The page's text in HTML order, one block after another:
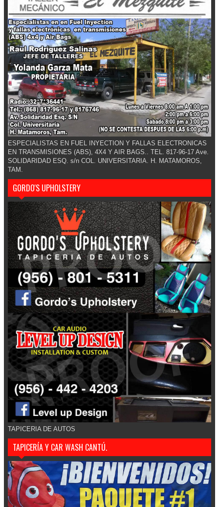
ESPECIALISTAS EN FUEL INYECTION Y FALLAS ELECTRONICAS
EN TRANSMISIONES (ABS), 4X4 Y AIR BAGS.. TEL. 817-96-17 Ave.
SOLIDARIDAD ESQ. s/n COL. UNIVERSITARIA. H. MATAMOROS,
TAM.
GORDO'S UPHOLSTERY
TAPICERIA DE AUTOS
TAPICERÍA Y CAR WASH CANTÚ.